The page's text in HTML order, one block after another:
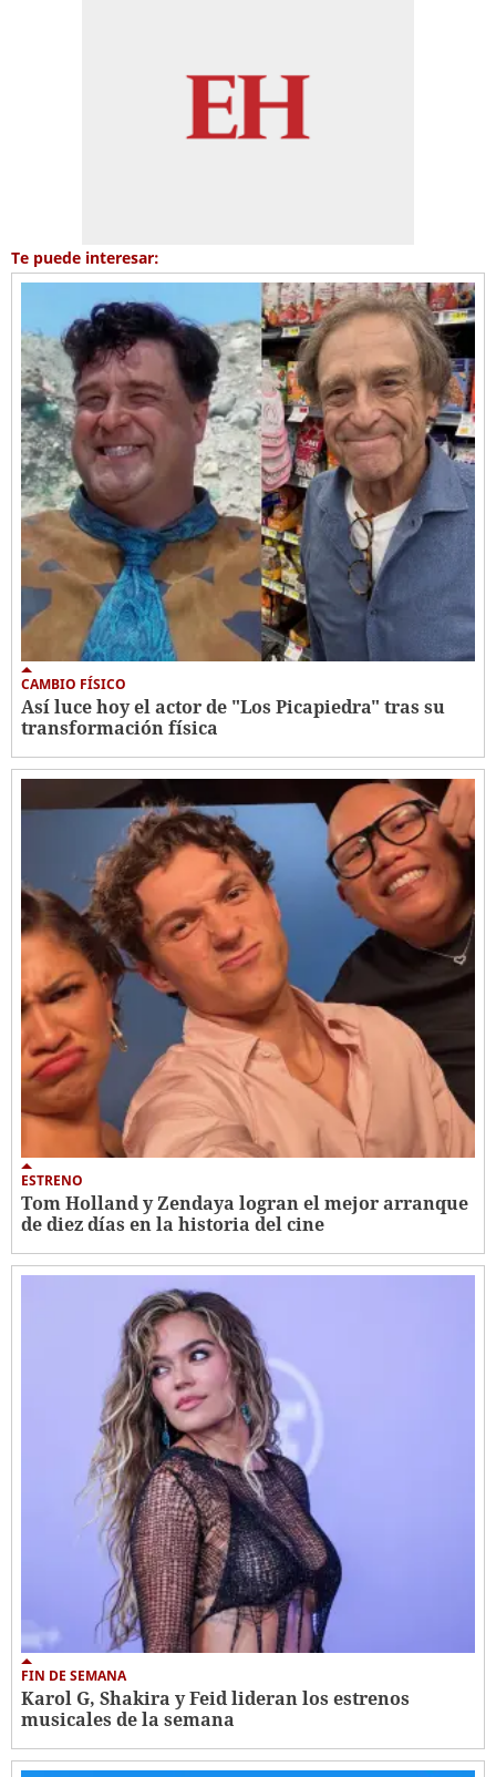
Te puede interesar:
CAMBIO FÍSICO
Así luce hoy el actor de "Los Picapiedra" tras su
transformación física
ESTRENO
Tom Holland y Zendaya logran el mejor arranque
de diez días en la historia del cine
FIN DE SEMANA
Karol G, Shakira y Feid lideran los estrenos
musicales de la semana